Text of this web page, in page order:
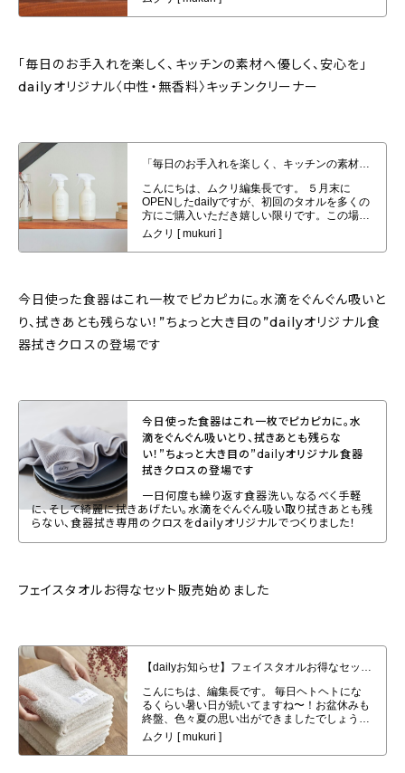
「毎日のお手入れを楽しく、キッチンの素材へ優しく、安心を」
dailyオリジナル〈中性・無香料〉キッチンクリーナー
「毎日のお手入れを楽しく、キッチンの素材へ優しく、安心を」dailyオリジナ
ル〈中性・無香料〉キッチンクリーナー
今日使った食器はこれ一枚でピカピカに。水滴をぐんぐん吸いと
り、拭きあとも残らない！”ちょっと大き目の”dailyオリジナル食
器拭きクロスの登場です
今日使った食器はこれ一枚でピカピカに。水
滴をぐんぐん吸いとり、拭きあとも残らな
い！”ちょっと大き目の”dailyオリジナル食器
拭きクロスの登場です
一日何度も繰り返す食器洗い。なるべく手軽
に、そして綺麗に拭きあげたい。水滴をぐんぐん吸い取り拭きあとも残
らない、食器拭き専用のクロスをdailyオリジナルでつくりました！
フェイスタオルお得なセット販売始めました
【dailyお知らせ】フェイスタオルお得なセット販売始めました。